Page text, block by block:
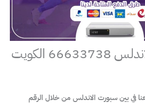
الكويت
في بين سبورت الاندلس من خلال الرقم